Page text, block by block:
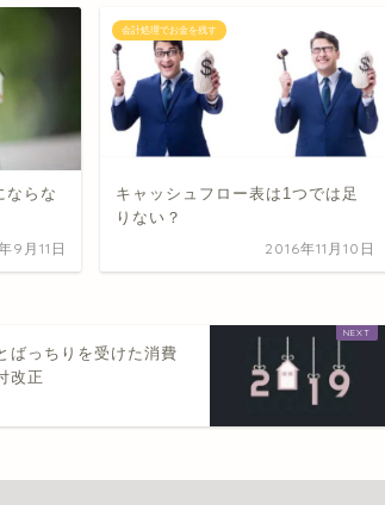
ならな
9月11日
会計処理でお金を残す
キャッシュフロー表は1つでは足
りない？
2016年11月10日
ばっちりを受けた消費
改正